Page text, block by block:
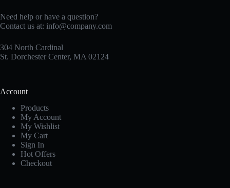
Need help or have a question?
Contact us at: info@company.com
304 North Cardinal
St. Dorchester Center, MA 02124
Account
Products
My Account
My Wishlist
My Cart
Sign In
Hot Offers
Checkout